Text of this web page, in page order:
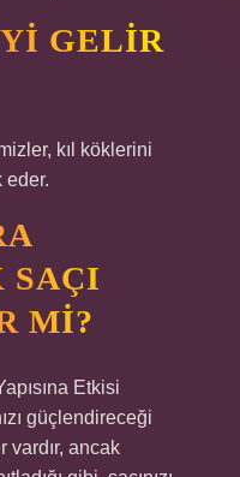
GELIR
kıl köklerini
eder.
SAÇI
MI?
Etkisi
güçlendireceği
vardır, ancak